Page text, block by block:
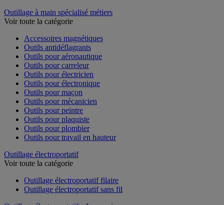
Outillage à main spécialisé métiers
Voir toute la catégorie
Accessoires magnétiques
Outils antidéflagrants
Outils pour aéronautique
Outils pour carreleur
Outils pour électricien
Outils pour électronique
Outils pour maçon
Outils pour mécanicien
Outils pour peintre
Outils pour plaquiste
Outils pour plombier
Outils pour travail en hauteur
Outillage électroportatif
Voir toute la catégorie
Outillage électroportatif filaire
Outillage électroportatif sans fil